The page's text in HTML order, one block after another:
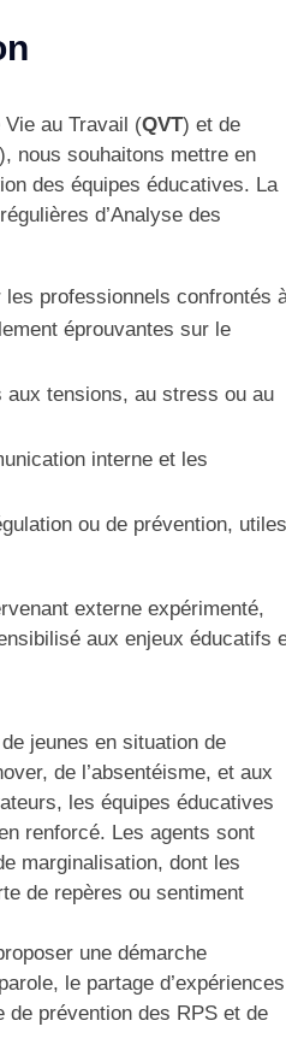
au Travail (QVT) et de
nous souhaitons mettre en
des équipes éducatives. La
d’Analyse des
professionnels confrontés
éprouvantes sur le
aux tensions, au stress ou au
interne et les
ou de prévention, utiles
externe expérimenté,
aux enjeux éducatifs
jeunes en situation de
de l’absentéisme, et aux
les équipes éducatives
renforcé. Les agents sont
marginalisation, dont les
de repères ou sentiment
une démarche
le partage d’expériences
de prévention des RPS et de